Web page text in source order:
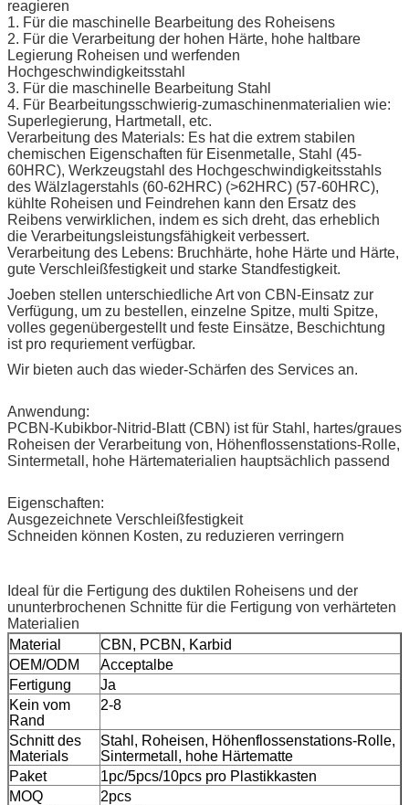
reagieren
1. Für die maschinelle Bearbeitung des Roheisens
2. Für die Verarbeitung der hohen Härte, hohe haltbare
Legierung Roheisen und werfenden
Hochgeschwindigkeitsstahl
3. Für die maschinelle Bearbeitung Stahl
4. Für Bearbeitungsschwierig-zumaschinenmaterialien wie:
Superlegierung, Hartmetall, etc.
Verarbeitung des Materials: Es hat die extrem stabilen
chemischen Eigenschaften für Eisenmetalle, Stahl (45-
60HRC), Werkzeugstahl des Hochgeschwindigkeitsstahls
des Wälzlagerstahls (60-62HRC) (>62HRC) (57-60HRC),
kühlte Roheisen und Feindrehen kann den Ersatz des
Reibens verwirklichen, indem es sich dreht, das erheblich
die Verarbeitungsleistungsfähigkeit verbessert.
Verarbeitung des Lebens: Bruchhärte, hohe Härte und Härte,
gute Verschleißfestigkeit und starke Standfestigkeit.
Joeben stellen unterschiedliche Art von CBN-Einsatz zur
Verfügung, um zu bestellen, einzelne Spitze, multi Spitze,
volles gegenübergestellt und feste Einsätze, Beschichtung
ist pro requriement verfügbar.
Wir bieten auch das wieder-Schärfen des Services an.
Anwendung:
PCBN-Kubikbor-Nitrid-Blatt (CBN) ist für Stahl, hartes/graues
Roheisen der Verarbeitung von, Höhenflossenstations-Rolle,
Sintermetall, hohe Härtematerialien hauptsächlich passend
Eigenschaften:
Ausgezeichnete Verschleißfestigkeit
Schneiden können Kosten, zu reduzieren verringern
Ideal für die Fertigung des duktilen Roheisens und der
ununterbrochenen Schnitte für die Fertigung von verhärteten
Materialien
Material
CBN, PCBN, Karbid
OEM/ODM
Acceptalbe
Fertigung
Ja
Kein vom
Rand
2-8
Schnitt des
Materials
Stahl, Roheisen, Höhenflossenstations-Rolle,
Sintermetall, hohe Härtematte
Paket
1pc/5pcs/10pcs pro Plastikkasten
MOQ
2pcs